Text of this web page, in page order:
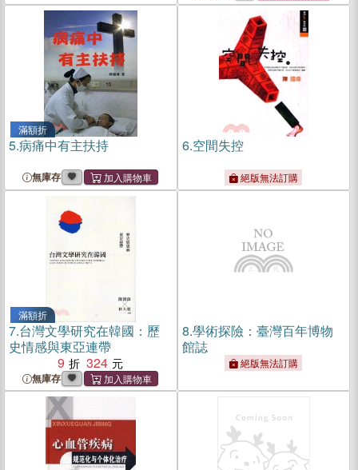
滿額折
5.病痛中有主扶持
無庫存
6.空間失控
絕版無法訂購
滿額折
7.台灣文學研究在韓國：歷
史情感與東亞連帶
9
324
無庫存
8.學術探險：臺灣百年博物
館誌
絕版無法訂購